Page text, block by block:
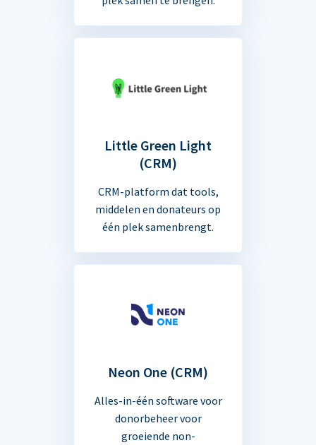
Little Green Light
(CRM)
CRM-platform dat tools,
middelen en donateurs op
één plek samenbrengt.
Neon One (CRM)
Alles-in-één software voor
donorbeheer voor
groeiende non-